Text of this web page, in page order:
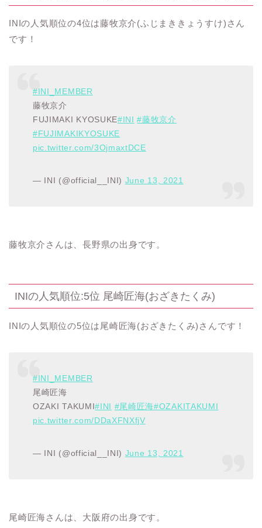
INIの人気順位の4位は藤牧京介(ふじまききょうすけ)さん
です！
#INI_MEMBER
藤牧京介
FUJIMAKI KYOSUKE#INI #藤牧京介
#FUJIMAKIKYOSUKE
pic.twitter.com/3OjmaxtDCE
— INI (@official__INI) June 13, 2021
藤牧京介さんは、長野県の出身です。
INIの人気順位:5位 尾崎匠海(おざきたくみ)
INIの人気順位の5位は尾崎匠海(おざきたくみ)さんです！
#INI_MEMBER
尾崎匠海
OZAKI TAKUMI#INI #尾崎匠海#OZAKITAKUMI
pic.twitter.com/DDaXFNXfjV
— INI (@official__INI) June 13, 2021
尾崎匠海さんは、大阪府の出身です。